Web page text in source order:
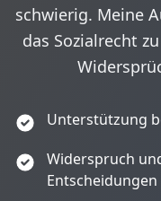
schwierig. Meine
das Sozialrecht
Unterstützung
Widerspruch
Entscheidungen